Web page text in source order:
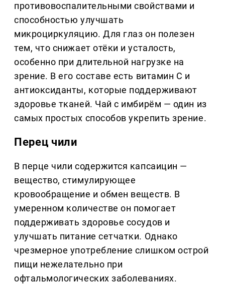
противовоспалительными свойствами и
способностью улучшать
микроциркуляцию. Для глаз он полезен
тем, что снижает отёки и усталость,
особенно при длительной нагрузке на
зрение. В его составе есть витамин С и
антиоксиданты, которые поддерживают
здоровье тканей. Чай с имбирём — один из
самых простых способов укрепить зрение.
Перец чили
В перце чили содержится капсаицин —
вещество, стимулирующее
кровообращение и обмен веществ. В
умеренном количестве он помогает
поддерживать здоровье сосудов и
улучшать питание сетчатки. Однако
чрезмерное употребление слишком острой
пищи нежелательно при
офтальмологических заболеваниях.